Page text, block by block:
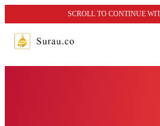
SCROLL TO CONTINUE